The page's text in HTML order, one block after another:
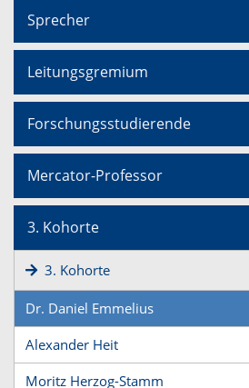
Sprecher
Leitungsgremium
Forschungsstudierende
Mercator-Professor
3. Kohorte
3. Kohorte
Dr. Daniel Emmelius
Alexander Heit
Moritz Herzog-Stamm